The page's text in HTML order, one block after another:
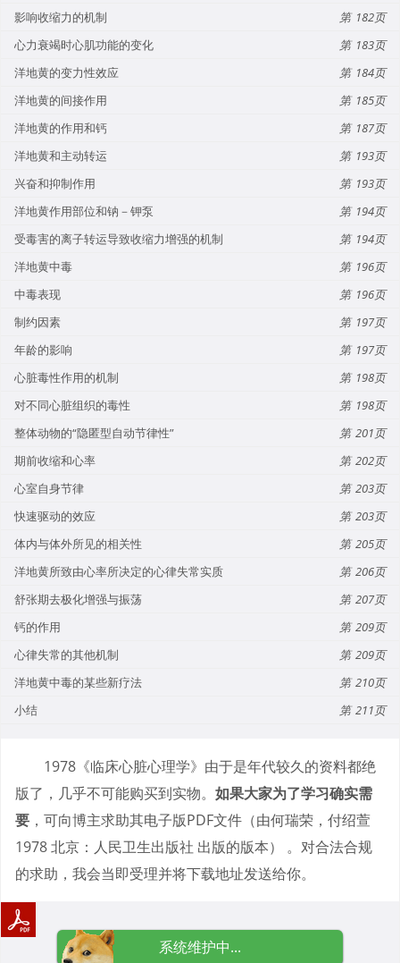
影响收缩力的机制
182
心力衰竭时心肌功能的变化
183
洋地黄的变力性效应
184
洋地黄的间接作用
185
洋地黄的作用和钙
187
洋地黄和主动转运
193
兴奋和抑制作用
193
洋地黄作用部位和钠－钾泵
194
受毒害的离子转运导致收缩力增强的机制
194
洋地黄中毒
196
中毒表现
196
制约因素
197
年龄的影响
197
心脏毒性作用的机制
198
对不同心脏组织的毒性
198
整体动物的“隐匿型自动节律性”
201
期前收缩和心率
202
心室自身节律
203
快速驱动的效应
203
体内与体外所见的相关性
205
洋地黄所致由心率所决定的心律失常实质
206
舒张期去极化增强与振荡
207
钙的作用
209
心律失常的其他机制
209
洋地黄中毒的某些新疗法
210
小结
211
1978《临床心脏心理学》由于是年代较久的资料都绝
版了，几乎不可能购买到实物。 如果大家为了学习确实需
要 ，可向博主求助其电子版PDF文件（由何瑞荣，付绍萱
1978 北京：人民卫生出版社 出版的版本） 。对合法合规
的求助，我会当即受理并将下载地址发送给你。
系统维护中...